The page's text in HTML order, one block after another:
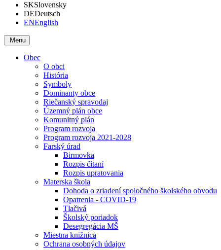
SKSlovensky
DEDeutsch
ENEnglish
Menu
Obec
O obci
História
Symboly
Dominanty obce
Riečanský spravodaj
Územný plán obce
Komunitný plán
Program rozvoja
Program rozvoja 2021-2028
Farský úrad
Birmovka
Rozpis čítaní
Rozpis upratovania
Materska škola
Dohoda o zriadení spoločného školského obvodu
Opatrenia - COVID-19
Tlačivá
Školský poriadok
Desegregácia MŠ
Miestna knižnica
Ochrana osobných údajov